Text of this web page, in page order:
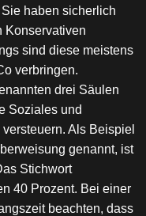
haben sicherlich
Konservativen
sind diese meistens
verbringen.
drei Säulen
Soziales und
Als Beispiel
genannt, ist
Stichwort
40 Prozent. Bei einer
beachten, dass